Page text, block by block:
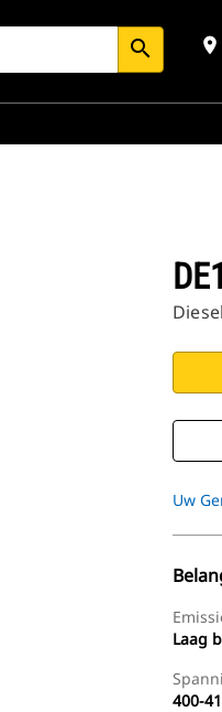
search place
Uw
Laag
400-